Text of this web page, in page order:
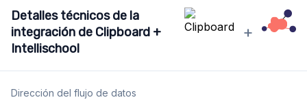
Detalles técnicos de la
integración de Clipboard +
Intellischool
+
Dirección del flujo de datos